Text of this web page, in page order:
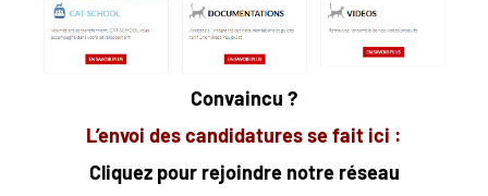
Convaincu ?
L’envoi des candidatures se fait ici :
Cliquez pour rejoindre notre réseau